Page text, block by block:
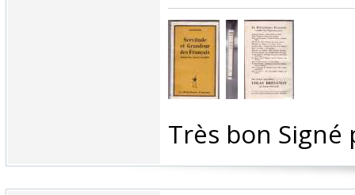
‎Très bon